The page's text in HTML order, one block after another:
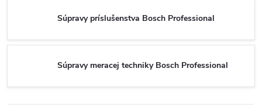
Súpravy príslušenstva Bosch Professional
Súpravy meracej techniky Bosch Professional